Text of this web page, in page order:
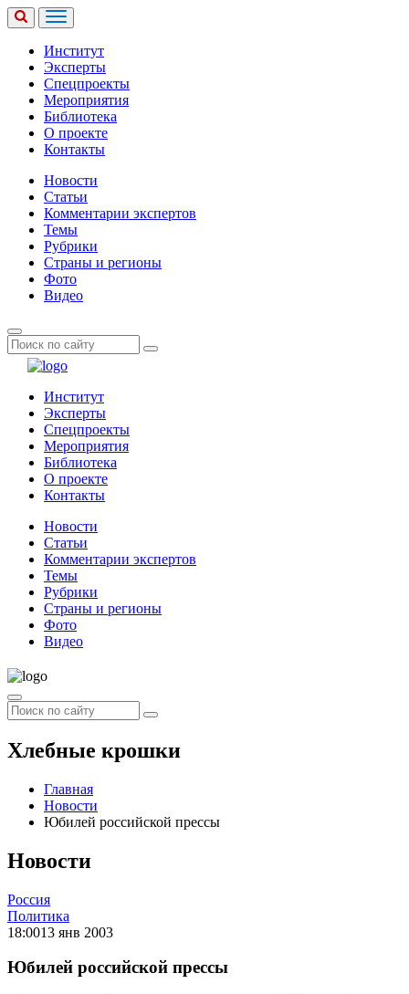
Институт
Эксперты
Спецпроекты
Мероприятия
Библиотека
О проекте
Контакты
Новости
Статьи
Комментарии экспертов
Темы
Рубрики
Страны и регионы
Фото
Видео
Институт
Эксперты
Спецпроекты
Мероприятия
Библиотека
О проекте
Контакты
Новости
Статьи
Комментарии экспертов
Темы
Рубрики
Страны и регионы
Фото
Видео
Хлебные крошки
Главная
Новости
Юбилей российской прессы
Новости
Россия
Политика
18:0013 янв 2003
Юбилей российской прессы